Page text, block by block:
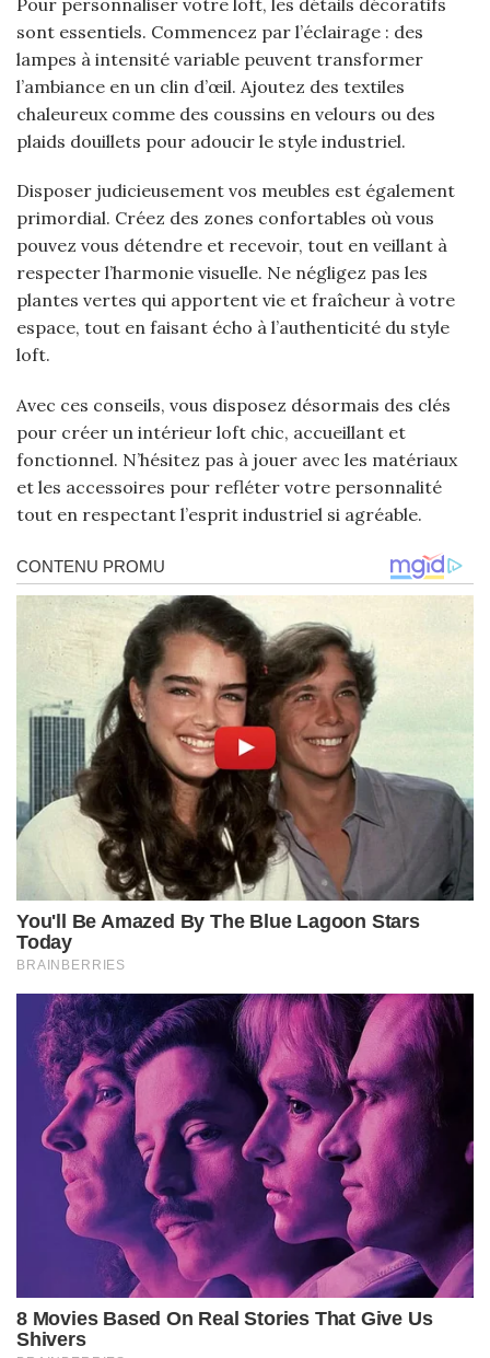
sont essentiels. Commencez par l’éclairage : des
lampes à intensité variable peuvent transformer
l’ambiance en un clin d’œil. Ajoutez des textiles
chaleureux comme des coussins en velours ou des
plaids douillets pour adoucir le style industriel.
Disposer judicieusement vos meubles est également
primordial. Créez des zones confortables où vous
pouvez vous détendre et recevoir, tout en veillant à
respecter l’harmonie visuelle. Ne négligez pas les
plantes vertes qui apportent vie et fraîcheur à votre
espace, tout en faisant écho à l’authenticité du style
loft.
Avec ces conseils, vous disposez désormais des clés
pour créer un intérieur loft chic, accueillant et
fonctionnel. N’hésitez pas à jouer avec les matériaux
et les accessoires pour refléter votre personnalité
tout en respectant l’esprit industriel si agréable.